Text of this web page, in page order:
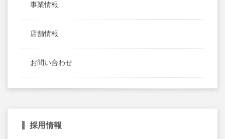
事業情報
店舗情報
お問い合わせ
採用情報